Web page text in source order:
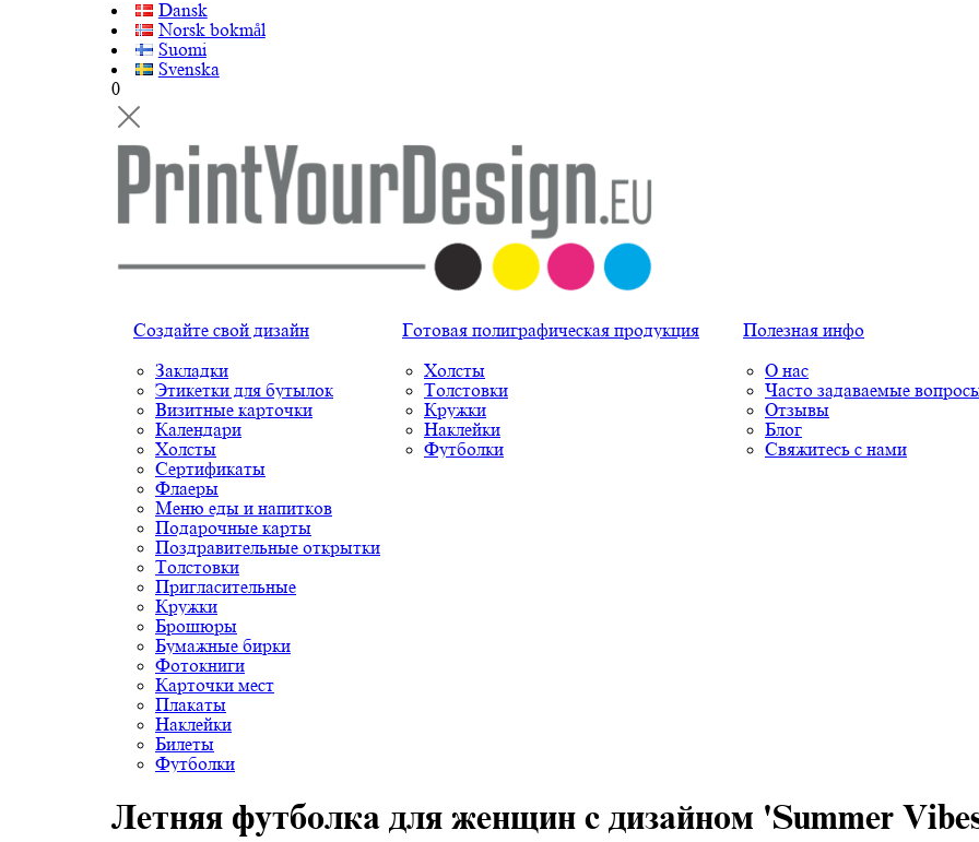
Dansk
Norsk bokmål
Suomi
Svenska
0
Создайте свой дизайн
Закладки
Этикетки для бутылок
Визитные карточки
Календари
Холсты
Сертификаты
Флаеры
Меню еды и напитков
Подарочные карты
Поздравительные открытки
Толстовки
Пригласительные
Кружки
Брошюры
Бумажные бирки
Фотокниги
Карточки мест
Плакаты
Наклейки
Билеты
Футболки
Готовая полиграфическая продукция
Холсты
Толстовки
Кружки
Наклейки
Футболки
Полезная инфо
О нас
Часто задаваемые
Отзывы
Блог
Свяжитесь с нами
Летняя футболка для женщин с дизайном 'Summer